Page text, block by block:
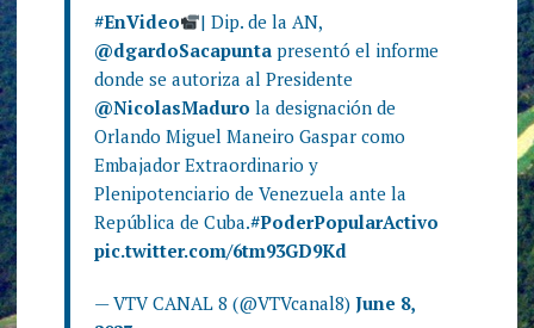
#EnVideo
| Dip. de la AN,
@dgardoSacapuntapresentó el informe
donde se autoriza al Presidente
@NicolasMaduro la designación de
Orlando Miguel Maneiro Gaspar como
Embajador Extraordinario y
Plenipotenciario de Venezuela ante la
República de Cuba.#PoderPopularActivo
pic.twitter.com/6tm93GD9Kd
— VTV CANAL 8 (@VTVcanal8) June 8,